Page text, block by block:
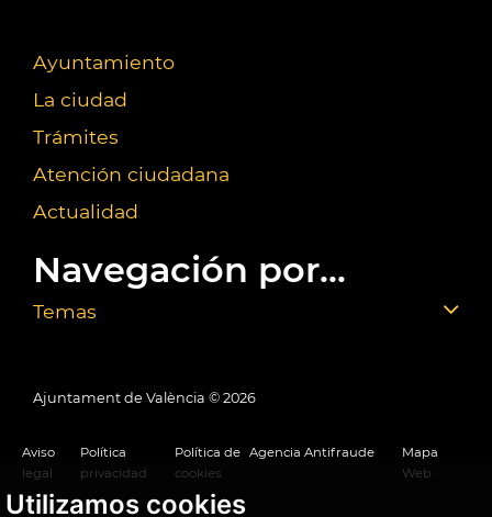
Utilizamos cookies
Ayuntamiento
La ciudad
Trámites
Atención ciudadana
Actualidad
Navegación por...
Temas
Ajuntament de València © 2026
Aviso
legal
Política
privacidad
Política de
cookies
Agencia Antifraude
Mapa
Web